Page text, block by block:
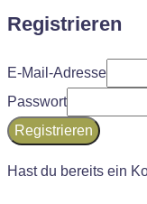
Registrieren
E-Mail-Adresse
Passwort
Registrieren
Hast du bereits ein